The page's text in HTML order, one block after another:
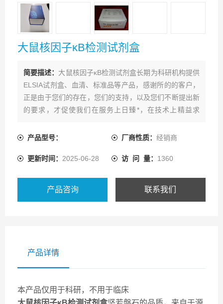
大鼠核因子κB检测试剂盒
简要描述： 大鼠核因子κB检测试剂盒长期为科研机构提供
ELSIA试剂盒、血清、标准品等产品，感谢所的的客户，
正是由于您们的存在，您们的支持，以及您们不断提出新
的要求，才促使我们在服务上日臻*，在技术上精益求
产品型号：
厂商性质： 经销商
更新时间： 2025-06-28 访 问 量： 1360
产品咨询 联系我们
产品详情
本产品仅用于科研，不用于临床